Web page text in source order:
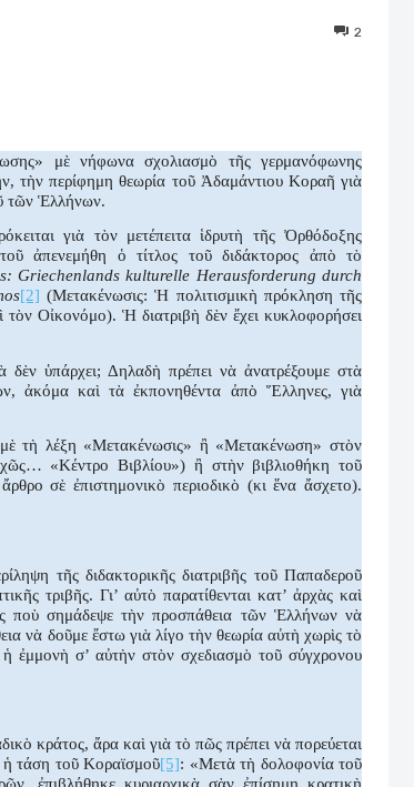
2
μὲ νήφωνα σχολιασμὸ τῆς γερμανόφωνης
τὴν περίφημη θεωρία τοῦ Ἀδαμάντιου Κοραῆ γιὰ
τῶν Ἑλλήνων.
γιὰ τὸν μετέπειτα ἱδρυτὴ τῆς Ὀρθόδοξης
ἀπενεμήθη ὁ τίτλος τοῦ διδάκτορος ἀπὸ τὸ
: Griechenlands kulturelle Herausforderung durch
[2] (Μετακένωσις: Ἡ πολιτισμικὴ πρόκληση τῆς
Οἰκονόμο). Ἡ διατριβὴ δὲν ἔχει κυκλοφορήσει
ὑπάρχει; Δηλαδὴ πρέπει νὰ ἀνατρέξουμε στὰ
ἀκόμα καὶ τὰ ἐκπονηθέντα ἀπὸ Ἕλληνες, γιὰ
τὴ λέξη «Μετακένωσις» ἢ «Μετακένωση» στὸν
«Κέντρο Βιβλίου») ἢ στὴν βιβλιοθήκη τοῦ
σὲ ἐπιστημονικὸ περιοδικὸ (κι ἕνα ἄσχετο).
τῆς διδακτορικῆς διατριβῆς τοῦ Παπαδεροῦ
τριβῆς. Γι’ αὐτὸ παρατίθενται κατ’ ἀρχὰς καὶ
ποὺ σημάδεψε τὴν προσπάθεια τῶν Ἑλλήνων νὰ
νὰ δοῦμε ἔστω γιὰ λίγο τὴν θεωρία αὐτὴ χωρὶς τὸ
ἐμμονὴ σ’ αὐτὴν στὸν σχεδιασμὸ τοῦ σύγχρονου
κράτος, ἄρα καὶ γιὰ τὸ πῶς πρέπει νὰ πορεύεται
ἡ τάση τοῦ Κοραϊσμοῦ[5]: «Μετὰ τὴ δολοφονία τοῦ